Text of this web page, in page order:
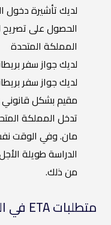
لديك تأشيرة دخول
الحصول على
المملكة المتحدة
لديك جواز سفر
لديك جواز سفر
مقيم بشكل قانوني
تدخل المملكة
مان. وفي الوقت
الدراسة طويلة
من ذلك.
متطلبات ETA في المملكة المتحدة